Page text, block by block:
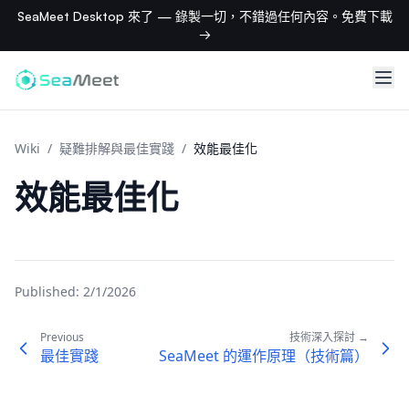
SeaMeet Desktop 來了 — 錄製一切，不錯過任何內容。免費下載
→
Wiki / 疑難排解與最佳實踐 / 效能最佳化
效能最佳化
Published: 2/1/2026
Previous
最佳實踐
技術深入探討 →
SeaMeet 的運作原理（技術篇）